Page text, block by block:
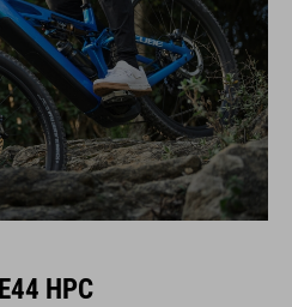
HPC